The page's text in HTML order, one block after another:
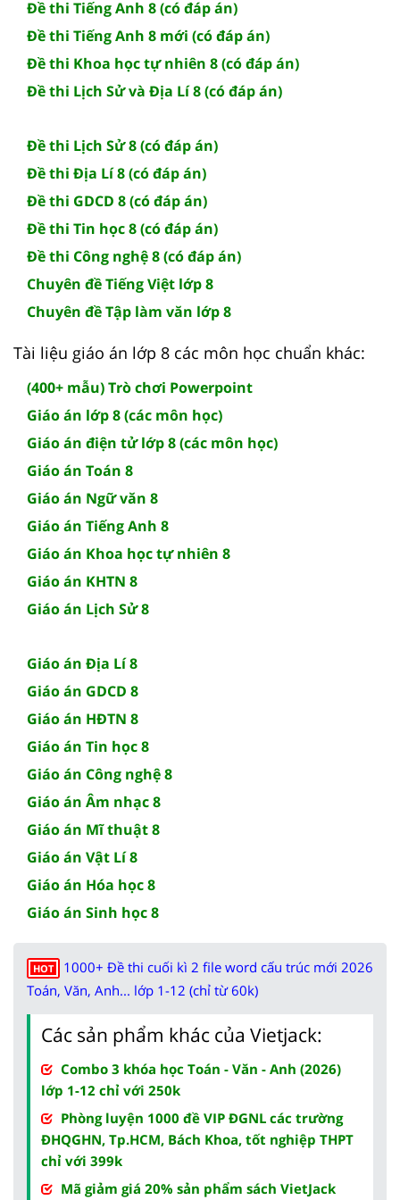
Đề thi Tiếng Anh 8 (có đáp án)
Đề thi Tiếng Anh 8 mới (có đáp án)
Đề thi Khoa học tự nhiên 8 (có đáp án)
Đề thi Lịch Sử và Địa Lí 8 (có đáp án)
Đề thi Lịch Sử 8 (có đáp án)
Đề thi Địa Lí 8 (có đáp án)
Đề thi GDCD 8 (có đáp án)
Đề thi Tin học 8 (có đáp án)
Đề thi Công nghệ 8 (có đáp án)
Chuyên đề Tiếng Việt lớp 8
Chuyên đề Tập làm văn lớp 8
Tài liệu giáo án lớp 8 các môn học chuẩn khác:
(400+ mẫu) Trò chơi Powerpoint
Giáo án lớp 8 (các môn học)
Giáo án điện tử lớp 8 (các môn học)
Giáo án Toán 8
Giáo án Ngữ văn 8
Giáo án Tiếng Anh 8
Giáo án Khoa học tự nhiên 8
Giáo án KHTN 8
Giáo án Lịch Sử 8
Giáo án Địa Lí 8
Giáo án GDCD 8
Giáo án HĐTN 8
Giáo án Tin học 8
Giáo án Công nghệ 8
Giáo án Âm nhạc 8
Giáo án Mĩ thuật 8
Giáo án Vật Lí 8
Giáo án Hóa học 8
Giáo án Sinh học 8
HOT
1000+ Đề thi cuối kì 2 file word cấu trúc mới 2026
Toán, Văn, Anh... lớp 1-12 (chỉ từ 60k)
Các sản phẩm khác của Vietjack:
Combo 3 khóa học Toán - Văn - Anh (2026)
lớp 1-12 chỉ với 250k
Phòng luyện 1000 đề VIP ĐGNL các trường
ĐHQGHN, Tp.HCM, Bách Khoa, tốt nghiệp THPT
chỉ với 399k
Mã giảm giá 20% sản phẩm sách VietJack